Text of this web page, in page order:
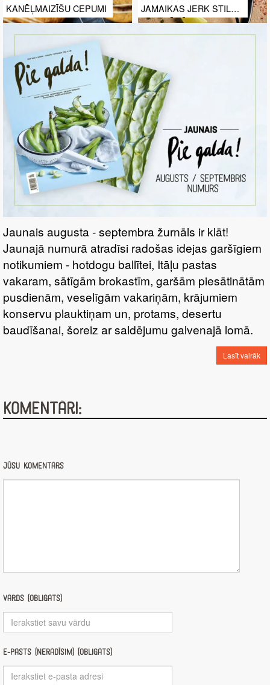
KANĒĻMAIZĪŠU CEPUMI
JAMAIKAS JERK STILA
MARINĀDĒ
Jaunais augusta - septembra žurnāls ir klāt!
Jaunajā numurā atradīsi radošas idejas garšīgiem
notikumiem - hotdogu ballītei, Itāļu pastas
vakaram, sātīgām brokastīm, garšām piesātinātām
pusdienām, veselīgām vakariņām, krājumiem
konservu plauktiņam un, protams, desertu
baudīšanai, šoreiz ar saldējumu galvenajā lomā.
Lasīt vairāk
Komentāri:
Jūsu komentārs
Vārds (obligāts)
E-pasts (nerādīsim) (obligāts)